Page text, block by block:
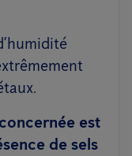
est
de sels